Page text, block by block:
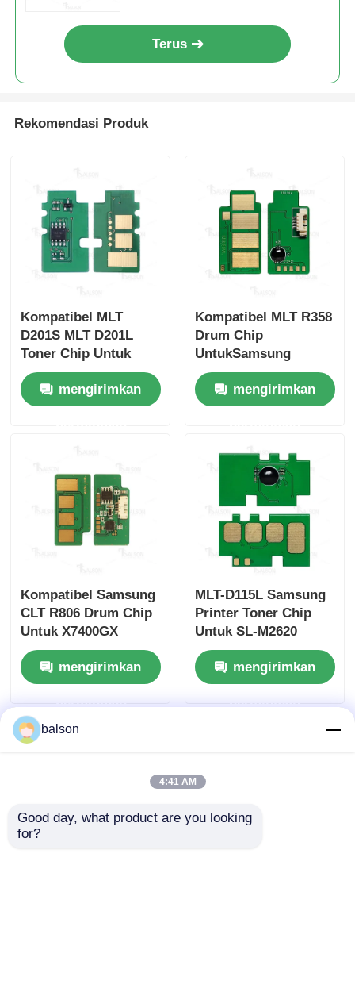
Terus
Rekomendasi Produk
Kompatibel MLT
D201S MLT D201L
Toner Chip Untuk
Samsung SL
M4030ND ProXpress
M4080FX DOM
mengirimkan
Kompatibel MLT R358
Drum Chip
UntukSamsung
M4370FX M5370FX
R358 mengirimkan
Kompatibel Samsung
CLT R806 Drum Chip
Untuk X7400GX
X7400LX X7500LX
mengirimkan
permintaan
MLT-D115L Samsung
Printer Toner Chip
Untuk SL-M2620
M2670 M2870
Cartridge D115
mengirimkan
permintaan
balson
4:41 AM
Good day, what product are you looking
for?